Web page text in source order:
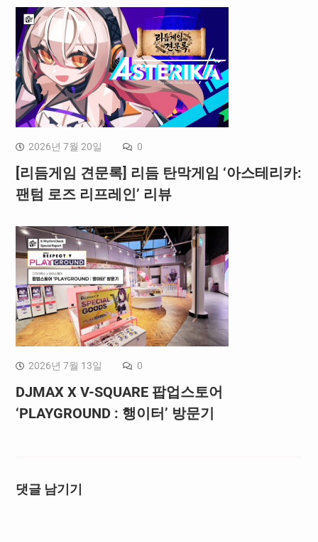
2026년 7월 20일 0
[리듬게임 견문록] 리듬 탄막게임 ‘아스테리카:
팬텀 로즈 리프레인’ 리뷰
2026년 7월 13일 0
DJMAX X V-SQUARE 팝업스토어
‘PLAYGROUND : 행이터’ 방문기
댓글 남기기